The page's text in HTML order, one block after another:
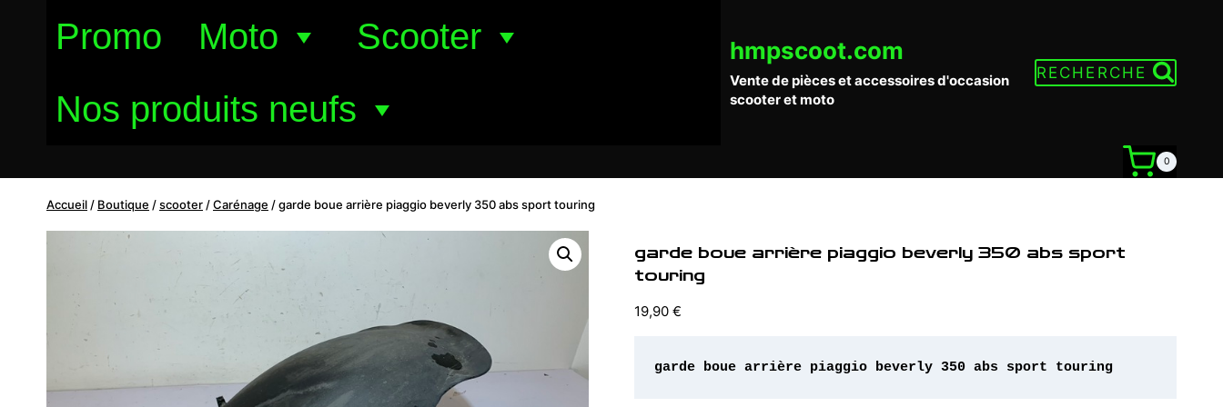
Promo Moto
Scooter
Nos produits neufs
hmpscoot.com
Vente de pièces et accessoires d'occasion
scooter et moto
RECHERCHE
0
Accueil / Boutique /scooter /Carénage /garde boue arrière piaggio beverly 350 abs sport touring
garde boue arrière piaggio beverly 350 abs sport
touring
19,90 €
garde boue arrière piaggio beverly 350 abs sport touring